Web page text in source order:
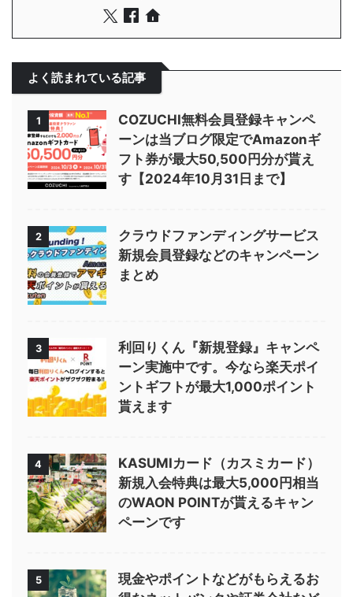
よく読まれている記事
1
COZUCHI無料会員登録キャンペ
ーンは当ブログ限定でAmazonギ
フト券が最大50,500円分が貰え
す【2024年10月31日まで】
2
クラウドファンディングサービス
新規会員登録などのキャンペーン
まとめ
3
利回りくん『新規登録』キャンペ
ーン実施中です。今なら楽天ポイ
ントギフトが最大1,000ポイント
貰えます
4
KASUMIカード（カスミカード）
新規入会特典は最大5,000円相当
のWAON POINTが貰えるキャン
ペーンです
5
現金やポイントなどがもらえるお